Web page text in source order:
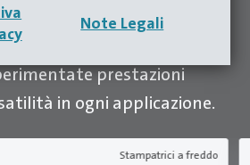
Note Legali
Le nostre presse
standard nella tecnologia
prestazioni
in ogni applicazione.
Stampatrici a freddo